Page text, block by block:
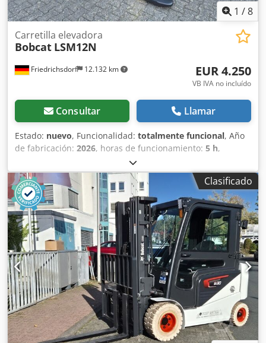
1 /8
Friedrichsdorf 12.132 km
Carretilla elevadora
Bobcat LSM12N
EUR 4.250
VB IVA no incluído
Consultar Llamar
Estado: nuevo, Funcionalidad: totalmente funcional, Año
de fabricación: 2026, horas de funcionamiento: 5 h,
1.200 kg, altura de elevación:
mm, tipo de combustible:eléctrico, tipo de mástil:dúplex,
altura de construcción: 2.150 mm
, longitud de la horquilla:
1.150 mm
, peso en vacío: 585 kg, longitud total:1.710 mm
tipo de accionamiento: Elektro , ancho de construcción:
800 mm , Apilador Centro de carga: 600 mm Ancho de
horquillas: 180 mm Grosor de horquillas: 60 mm Tipo de
mástil: Dúplex Estado: Nuevo Estado técnico: Nuevo Tipo
de neumático delantero: Poliuretano Estado del neumático
delantero: 80 - 100% Tipo de neumático trasero:
Poliuretano Estado del neumático trasero: 80 - 100%
Cjdpfsy Uz Sqex Akleha Batería Voltios: 24V Batería Ah:
60Ah Tipo de batería: Ion de litio Año de fabricación de la
batería: 2026 Estado de la batería: 80 - 100% Certificado
CE, Batería de ion de litio libre de mantenimiento 24 V
Clasificado